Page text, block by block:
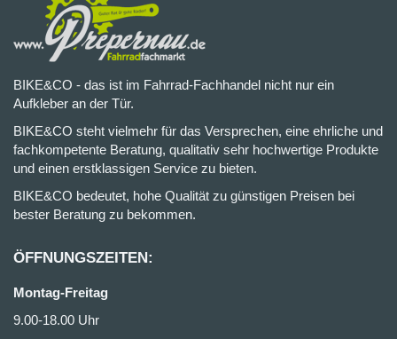
BIKE&CO - das ist im Fahrrad-Fachhandel nicht nur ein
Aufkleber an der Tür.
BIKE&CO steht vielmehr für das Versprechen, eine ehrliche und
fachkompetente Beratung, qualitativ sehr hochwertige Produkte
und einen erstklassigen Service zu bieten.
BIKE&CO bedeutet, hohe Qualität zu günstigen Preisen bei
bester Beratung zu bekommen.
ÖFFNUNGSZEITEN:
Montag-Freitag
9.00-18.00 Uhr